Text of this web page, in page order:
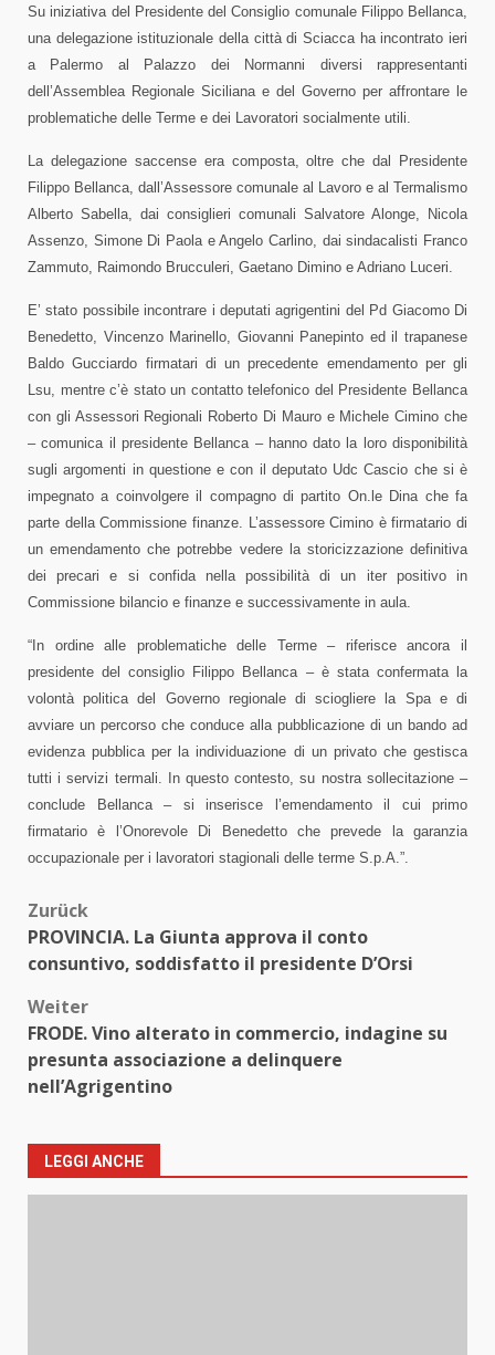
Su iniziativa del Presidente del Consiglio comunale Filippo Bellanca,
una delegazione istituzionale della città di Sciacca ha incontrato ieri
a Palermo al Palazzo dei Normanni diversi rappresentanti
dell’Assemblea Regionale Siciliana e del Governo per affrontare le
problematiche delle Terme e dei Lavoratori socialmente utili.
La delegazione saccense era composta, oltre che dal Presidente
Filippo Bellanca, dall’Assessore comunale al Lavoro e al Termalismo
Alberto Sabella, dai consiglieri comunali Salvatore Alonge, Nicola
Assenzo, Simone Di Paola e Angelo Carlino, dai sindacalisti Franco
Zammuto, Raimondo Brucculeri, Gaetano Dimino e Adriano Luceri.
E’ stato possibile incontrare i deputati agrigentini del Pd Giacomo Di
Benedetto, Vincenzo Marinello, Giovanni Panepinto ed il trapanese
Baldo Gucciardo firmatari di un precedente emendamento per gli
Lsu, mentre c’è stato un contatto telefonico del Presidente Bellanca
con gli Assessori Regionali Roberto Di Mauro e Michele Cimino che
– comunica il presidente Bellanca – hanno dato la loro disponibilità
sugli argomenti in questione e con il deputato Udc Cascio che si è
impegnato a coinvolgere il compagno di partito On.le Dina che fa
parte della Commissione finanze. L’assessore Cimino è firmatario di
un emendamento che potrebbe vedere la storicizzazione definitiva
dei precari e si confida nella possibilità di un iter positivo in
Commissione bilancio e finanze e successivamente in aula.
“In ordine alle problematiche delle Terme – riferisce ancora il
presidente del consiglio Filippo Bellanca – è stata confermata la
volontà politica del Governo regionale di sciogliere la Spa e di
avviare un percorso che conduce alla pubblicazione di un bando ad
evidenza pubblica per la individuazione di un privato che gestisca
tutti i servizi termali. In questo contesto, su nostra sollecitazione –
conclude Bellanca – si inserisce l’emendamento il cui primo
firmatario è l’Onorevole Di Benedetto che prevede la garanzia
occupazionale per i lavoratori stagionali delle terme S.p.A.”.
Beitragsnavigation
Zurück
PROVINCIA. La Giunta approva il conto
consuntivo, soddisfatto il presidente D’Orsi
Weiter
FRODE. Vino alterato in commercio, indagine su
presunta associazione a delinquere
nell’Agrigentino
LEGGI ANCHE